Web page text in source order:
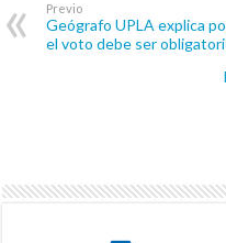
Previo
Geógrafo UPLA explica
el voto debe ser